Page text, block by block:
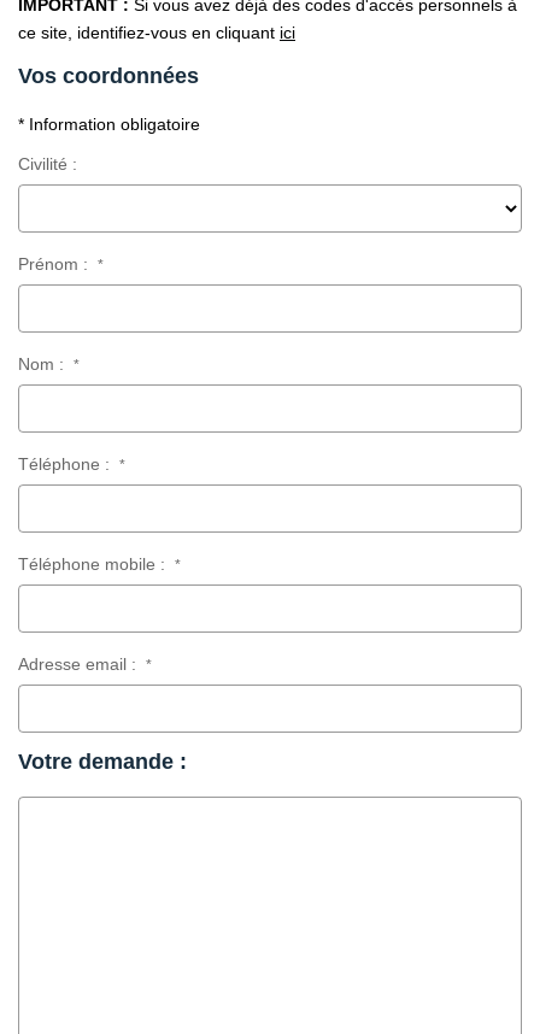
IMPORTANT : Si vous avez déjà des codes d'accés personnels à
ce site, identifiez-vous en cliquant ici
Vos coordonnées
* Information obligatoire
Civilité :
Prénom : *
Nom : *
Téléphone : *
Téléphone mobile : *
Adresse email : *
Votre demande :